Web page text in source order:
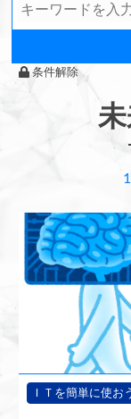
条件解除
ＩＴを簡単に使お